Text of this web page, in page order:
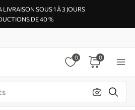
LIVRAISON SOUS 1 À 3 JOURS
DE 40 %
0 0